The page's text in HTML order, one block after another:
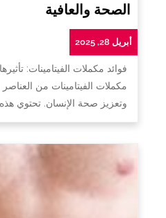
الصحة والعافية
أبريل 28, 2025
فوائد مكملات الفيتامينات:
مكملات الفيتامينات من
وتعزيز صحة الإنسان. تحتوي